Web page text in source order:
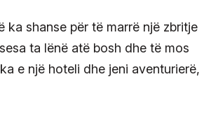
shanse për të marrë një zbritje
ta lënë atë bosh dhe të mos
e një hoteli dhe jeni aventurierë,